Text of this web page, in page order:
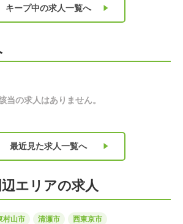
キープ中の求人一覧へ
当の求人はありません。
最近見た求人一覧へ
エリアの求人
村山市 清瀬市 西東京市